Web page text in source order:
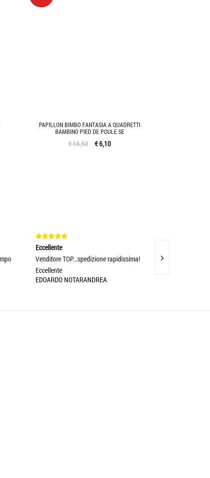
PAPILLON BIMBO FANTASIA A QUADRETTI
BAMBINO PIED DE POULE SE
€ 16,50 € 6,10
Eccellente
Venditore TOP...spedizione rapidissima!
Eccellente
EDOARDO NOTARANDREA
Servizio